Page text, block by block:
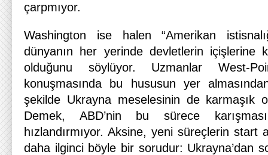
çarpmıyor.
Washington ise halen “Amerikan
dünyanın her yerinde devletlerin içişlerine
olduğunu söylüyor. Uzmanlar West-
konuşmasında bu hususun yer
şekilde Ukrayna meselesinin de karmaşık
Demek, ABD’nin bu sürece
hızlandırmıyor. Aksine, yeni süreçlerin start
daha ilginci böyle bir sorudur: Ukrayna’dan